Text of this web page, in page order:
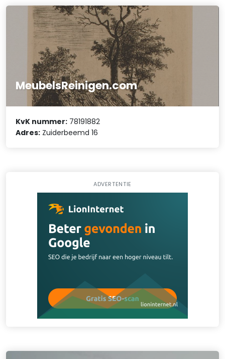
MeubelsReinigen.com
KvK nummer: 78191882
Adres: Zuiderbeemd 16
ADVERTENTIE